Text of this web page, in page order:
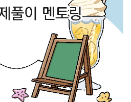
는 것이 좋습니다. 하계
분들께서는 남은 기간 동안
며 알찬 방학을 보내시기
1학기 성적열람 기간두 번째로
학기 성적열람 기간입니다.
청 방법은 종합정보시스템에서
적확인 및 이의신청의 과정을
성적은 수업/평가계획서에